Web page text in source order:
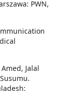
PWN,
Jalal